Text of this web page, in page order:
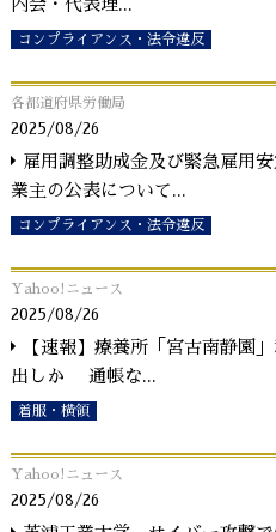
内会・代表理...
コンプライアンス・法令違反
各都道府県労働局
2025/08/26
雇用調整助成金及び緊急雇用
業主の公表について ...
コンプライアンス・法令違反
Yahoo!ニュース
2025/08/26
【速報】療養所「宮古南静園
出しか 通帳な...
着服・横領
Yahoo!ニュース
2025/08/26